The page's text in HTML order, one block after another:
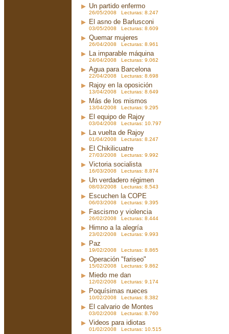
Un partido enfermo
26/05/2008 Lecturas: 8.247
El asno de Barlusconi
03/05/2008 Lecturas: 8.609
Quemar mujeres
26/04/2008 Lecturas: 8.961
La imparable máquina
24/04/2008 Lecturas: 9.062
Agua para Barcelona
22/04/2008 Lecturas: 8.698
Rajoy en la oposición
13/04/2008 Lecturas: 8.649
Más de los mismos
13/04/2008 Lecturas: 9.295
El equipo de Rajoy
03/04/2008 Lecturas: 10.797
La vuelta de Rajoy
01/04/2008 Lecturas: 8.247
El Chikilicuatre
27/03/2008 Lecturas: 9.992
Victoria socialista
16/03/2008 Lecturas: 8.874
Un verdadero régimen
08/03/2008 Lecturas: 8.543
Escuchen la COPE
06/03/2008 Lecturas: 9.395
Fascismo y violencia
26/02/2008 Lecturas: 8.444
Himno a la alegría
23/02/2008 Lecturas: 9.993
Paz
19/02/2008 Lecturas: 8.865
Operación "fariseo"
15/02/2008 Lecturas: 9.862
Miedo me dan
12/02/2008 Lecturas: 9.174
Poquísimas nueces
10/02/2008 Lecturas: 8.382
El calvario de Montes
03/02/2008 Lecturas: 8.760
Videos para idiotas
01/02/2008 Lecturas: 10.515